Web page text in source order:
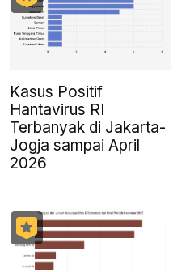
Kasus Positif
Hantavirus RI
Terbanyak di Jakarta-
Jogja sampai April
2026